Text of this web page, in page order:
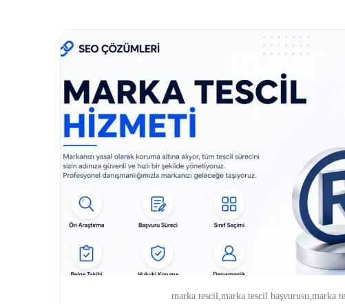
marka tescil,marka tescil başvurusu,marka